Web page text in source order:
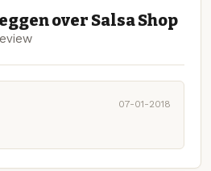
over Salsa Shop
07-01-2018